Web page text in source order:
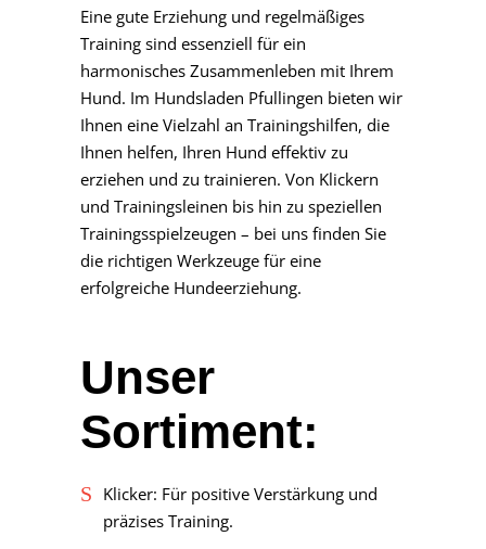
Eine gute Erziehung und regelmäßiges
Training sind essenziell für ein
harmonisches Zusammenleben mit Ihrem
Hund. Im Hundsladen Pfullingen bieten wir
Ihnen eine Vielzahl an Trainingshilfen, die
Ihnen helfen, Ihren Hund effektiv zu
erziehen und zu trainieren. Von Klickern
und Trainingsleinen bis hin zu speziellen
Trainingsspielzeugen – bei uns finden Sie
die richtigen Werkzeuge für eine
erfolgreiche Hundeerziehung.
Unser
Sortiment:
Klicker: Für positive Verstärkung und
präzises Training.